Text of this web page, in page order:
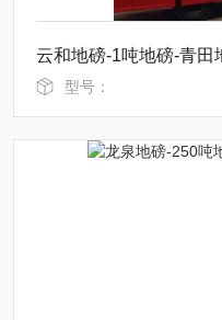
云和地磅-1吨地磅-青田
型号：